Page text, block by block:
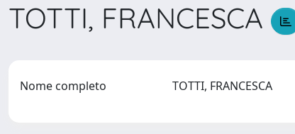
TOTTI, FRANCESCA
Nome completo TOTTI, FRANCESCA